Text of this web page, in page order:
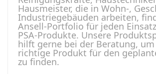
Hausmeister, die in Wohn-,
Industriegebäuden arbeiten,
Ansell-Portfolio für jeden
PSA-Produkte. Unsere
hilft gerne bei der Beratung, um
richtige Produkt für den
zu finden.